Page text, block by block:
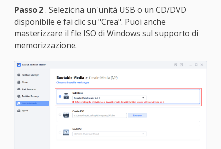
Passo 2. Seleziona un'unità USB o un CD/DVD
disponibile e fai clic su "Crea". Puoi anche
masterizzare il file ISO di Windows sul supporto di
memorizzazione.